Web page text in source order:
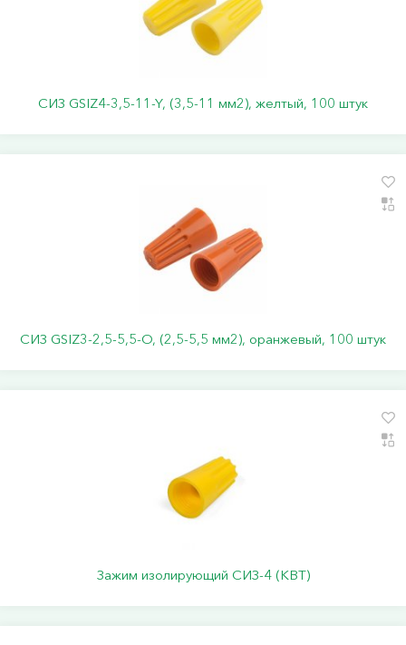
СИЗ GSIZ4-3,5-11-Y, (3,5-11 мм2), желтый, 100 штук
СИЗ GSIZ3-2,5-5,5-O, (2,5-5,5 мм2), оранжевый, 100 штук
Зажим изолирующий СИЗ-4 (КВТ)